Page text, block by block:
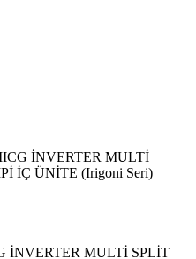
İNVERTER MULTİ
İÇ ÜNİTE (Irigoni Seri)